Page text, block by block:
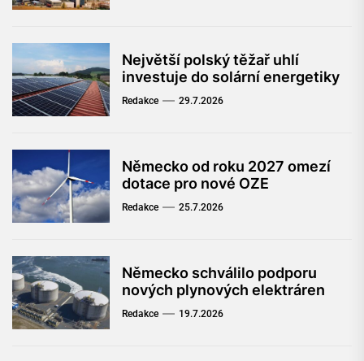
Největší polský těžař uhlí
investuje do solární energetiky
Redakce 29.7.2026
Německo od roku 2027 omezí
dotace pro nové OZE
Redakce 25.7.2026
Německo schválilo podporu
nových plynových elektráren
Redakce 19.7.2026